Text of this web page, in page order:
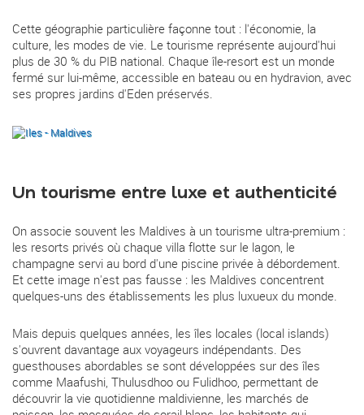
Cette géographie particulière façonne tout : l'économie, la
culture, les modes de vie. Le tourisme représente aujourd'hui
plus de 30 % du PIB national. Chaque île-resort est un monde
fermé sur lui-même, accessible en bateau ou en hydravion, avec
ses propres jardins d'Eden préservés.
Un tourisme entre luxe et authenticité
On associe souvent les Maldives à un tourisme ultra-premium :
les resorts privés où chaque villa flotte sur le lagon, le
champagne servi au bord d'une piscine privée à débordement.
Et cette image n'est pas fausse : les Maldives concentrent
quelques-uns des établissements les plus luxueux du monde.
Mais depuis quelques années, les îles locales (local islands)
s'ouvrent davantage aux voyageurs indépendants. Des
guesthouses abordables se sont développées sur des îles
comme Maafushi, Thulusdhoo ou Fulidhoo, permettant de
découvrir la vie quotidienne maldivienne, les marchés de